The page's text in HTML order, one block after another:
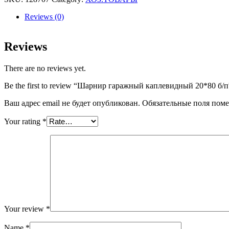
20*80
Reviews (0)
Reviews
There are no reviews yet.
Be the first to review “Шарнир гаражный каплевидный 20*80 б/
Ваш адрес email не будет опубликован. Обязательные поля
Your rating *
Your review *